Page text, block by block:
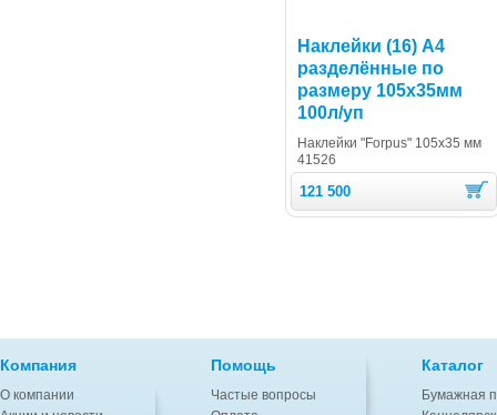
Наклейки (16) A4
разделённые по
размеру 105х35мм
100л/уп
Наклейки "Forpus" 105х35 мм
41526
121 500
Компания
О компании
Помощь
Частые вопросы
Каталог
Бумажная